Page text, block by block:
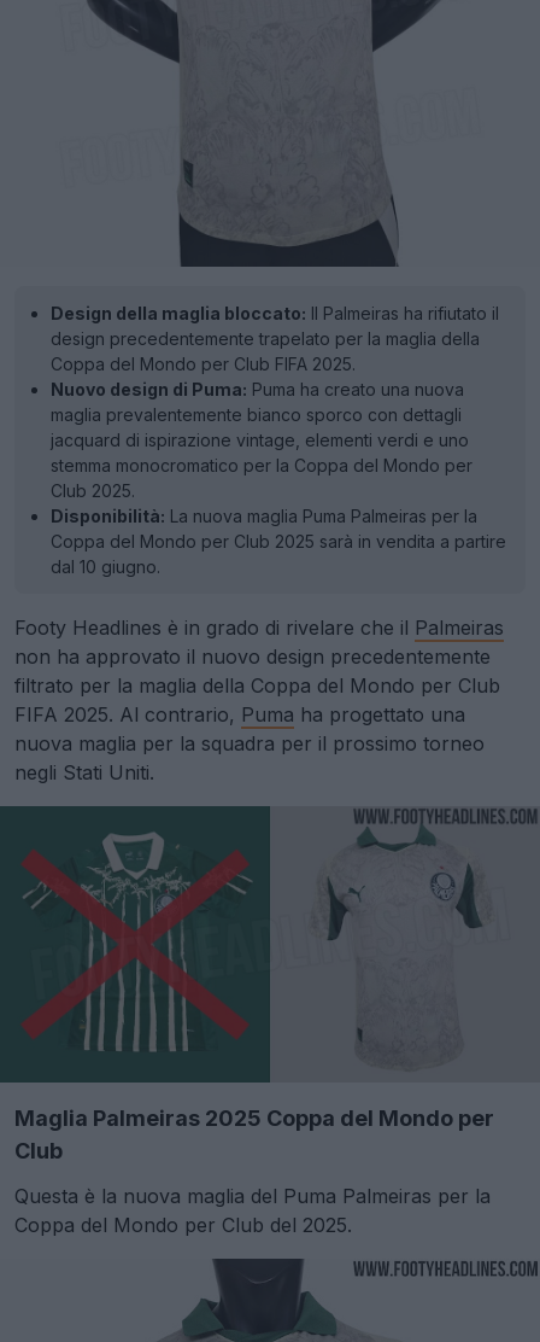
Design della maglia bloccato: Il Palmeiras ha rifiutato il
design precedentemente trapelato per la maglia della
Coppa del Mondo per Club FIFA 2025.
Nuovo design di Puma: Puma ha creato una nuova
maglia prevalentemente bianco sporco con dettagli
jacquard di ispirazione vintage, elementi verdi e uno
stemma monocromatico per la Coppa del Mondo per
Club 2025.
Disponibilità: La nuova maglia Puma Palmeiras per la
Coppa del Mondo per Club 2025 sarà in vendita a partire
dal 10 giugno.
Footy Headlines è in grado di rivelare che il Palmeiras
non ha approvato il nuovo design precedentemente
filtrato per la maglia della Coppa del Mondo per Club
FIFA 2025. Al contrario, Puma ha progettato una
nuova maglia per la squadra per il prossimo torneo
negli Stati Uniti.
Maglia Palmeiras 2025 Coppa del Mondo per
Club
Questa è la nuova maglia del Puma Palmeiras per la
Coppa del Mondo per Club del 2025.